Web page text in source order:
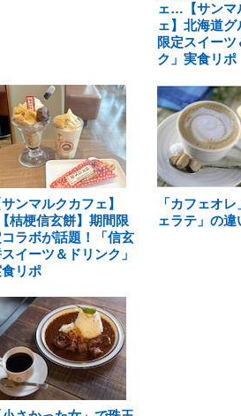
ェ…【サンマ
ェ】北海道グ
限定スイーツ
ク」実食リポ
サンマルクカフェ】
桔梗信玄餅】期間限
コラボが話題！「信玄
イーツ＆ドリンク」
リポ
「カフェオ
ェラテ」の違